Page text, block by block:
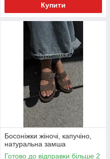
Купити
Босоніжки жіночі, капучіно,
натуральна замша
Готово до відправки більше 2